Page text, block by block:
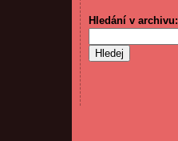
Hledání v archivu: